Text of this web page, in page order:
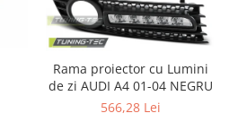
Rama proiector cu Lumini
de zi AUDI A4 01-04 NEGRU
566,28 Lei